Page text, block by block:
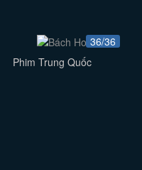
36/36
Phim Trung Quốc